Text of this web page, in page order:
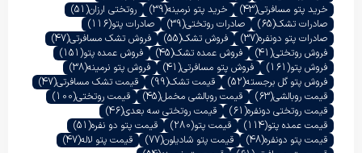
خرید پتو مسافرتی(43) خرید پتو نرمینه(39) روتختی ارزان(51)
صادرات تشک(65) صادرات روتختی(39) صادرات پتو(116)
صادرات پتو دونفره(37) فروش تشک(55) فروش تشک مسافرتی(47)
فروش روتختی(41) فروش عمده تشک(45) فروش عمده پتو(151)
فروش پتو(161) فروش پتو مسافرتی(41) فروش پتو نرمینه(38)
فروش پتو گل برجسته(52) قیمت تشک(99) قیمت تشک مسافرتی(47)
قیمت روبالشی(63) قیمت روبالشی مخمل(45) قیمت روتختی(100)
قیمت روتختی دونفره(61) قیمت روتختی سه بعدی(46)
قیمت عمده پتو(114) قیمت پتو(280) قیمت پتو دو نفره(51)
قیمت پتو دونفره(48) قیمت پتو شادیلون(77) قیمت پتو لاله(47)